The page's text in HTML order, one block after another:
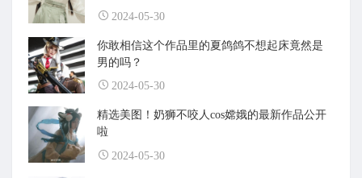
2024-05-30
你敢相信这个作品里的夏鸽鸽不想起床竟然是
男的吗？
2024-05-30
精选美图！奶狮不咬人cos嫦娥的最新作品公开
啦
2024-05-30